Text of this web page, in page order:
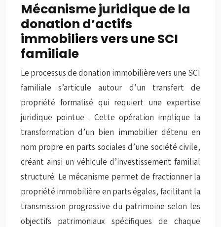
Mécanisme juridique de la
donation d’actifs
immobiliers vers une SCI
familiale
Le processus de donation immobilière vers une SCI
familiale s’articule autour d’un transfert de
propriété formalisé qui requiert une expertise
juridique pointue. Cette opération implique la
transformation d’un bien immobilier détenu en
nom propre en parts sociales d’une société civile,
créant ainsi un véhicule d’investissement familial
structuré. Le mécanisme permet de fractionner la
propriété immobilière en parts égales, facilitant la
transmission progressive du patrimoine selon les
objectifs patrimoniaux spécifiques de chaque